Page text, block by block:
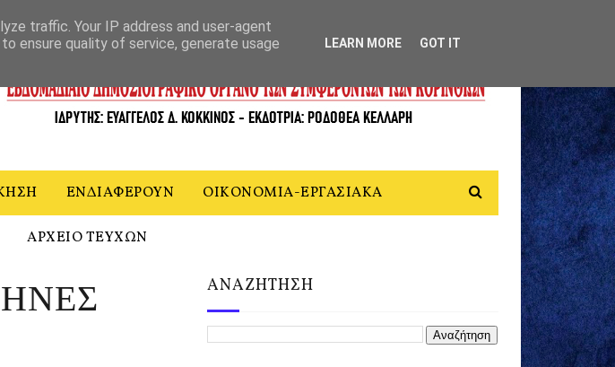
ΕΝΔΙΑΦΕΡΟΥΝ ΟΙΚΟΝΟΜΙΑ-ΕΡΓΑΣΙΑΚΑ
ΑΡΧΕΙΟ ΤΕΥΧΩΝ
ΑΝΑΖΗΤΗΣΗ
traffic. Your IP address and user-agent
ensure quality of service, generate usage
LEARN MORE GOT IT